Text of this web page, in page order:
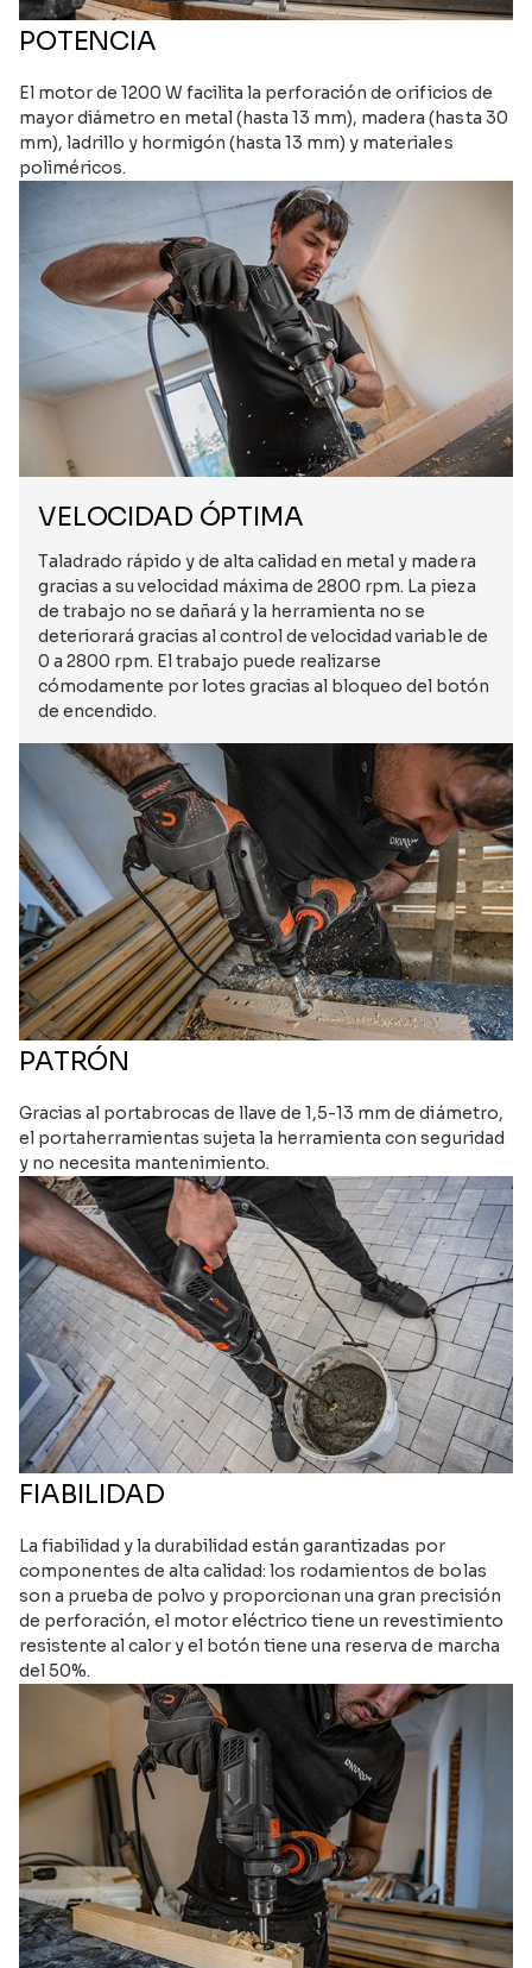
POTENCIA
El motor de 1200 W facilita la perforación de orificios de
mayor diámetro en metal (hasta 13 mm), madera (hasta 30
mm), ladrillo y hormigón (hasta 13 mm) y materiales
poliméricos.
VELOCIDAD ÓPTIMA
Taladrado rápido y de alta calidad en metal y madera
gracias a su velocidad máxima de 2800 rpm. La pieza
de trabajo no se dañará y la herramienta no se
deteriorará gracias al control de velocidad variable de
0 a 2800 rpm. El trabajo puede realizarse
cómodamente por lotes gracias al bloqueo del botón
de encendido.
PATRÓN
Gracias al portabrocas de llave de 1,5-13 mm de diámetro,
el portaherramientas sujeta la herramienta con seguridad
y no necesita mantenimiento.
FIABILIDAD
La fiabilidad y la durabilidad están garantizadas por
componentes de alta calidad: los rodamientos de bolas
son a prueba de polvo y proporcionan una gran precisión
de perforación, el motor eléctrico tiene un revestimiento
resistente al calor y el botón tiene una reserva de marcha
del 50%.